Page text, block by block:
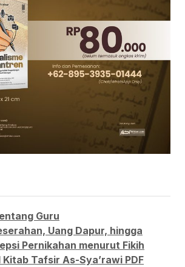
Guru
Uang Dapur, hingga
Pernikahan menurut Fikih
Tafsir As-Sya’rawi PDF